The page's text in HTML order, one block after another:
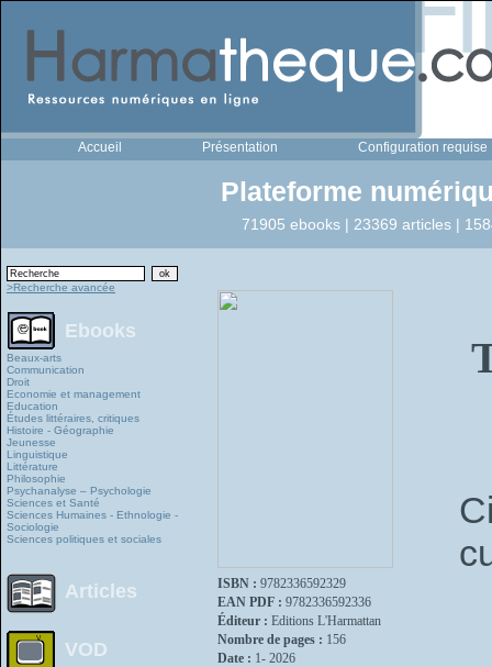
Accueil Présentation Configuration requise
Plateforme
71905 ebooks | 23369 articles |
>Recherche avancée
Ebooks
Beaux-arts
Communication
Droit
Economie et management
Education
Études littéraires, critiques
Histoire - Géographie
Jeunesse
Linguistique
Littérature
Philosophie
Psychanalyse – Psychologie
Sciences et Santé
Sciences Humaines - Ethnologie -
Sociologie
Sciences politiques et sociales
Articles
VOD
ISBN : 9782336592329
EAN PDF : 9782336592336
Éditeur : Editions L'Harmattan
Nombre de pages : 156
Date : 1- 2026